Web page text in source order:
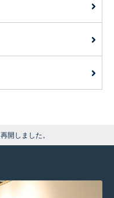
開しました。